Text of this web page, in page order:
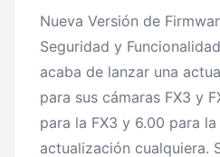
Nueva Versión de
Seguridad y
acaba de lanzar una
para sus cámaras FX3 y
para la FX3 y 6.00 para
actualización cualquiera.